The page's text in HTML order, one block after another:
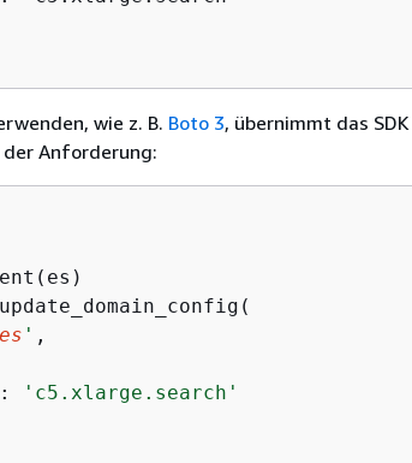
wie z. B. Boto 3, übernimmt das SDK
Anforderung:
' ,
:
'c5.xlarge.search'